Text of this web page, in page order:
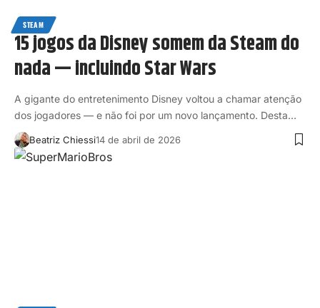
STEAM
15 jogos da Disney somem da Steam do
nada — incluindo Star Wars
A gigante do entretenimento Disney voltou a chamar atenção
dos jogadores — e não foi por um novo lançamento. Desta…
Beatriz Chiessi14 de abril de 2026